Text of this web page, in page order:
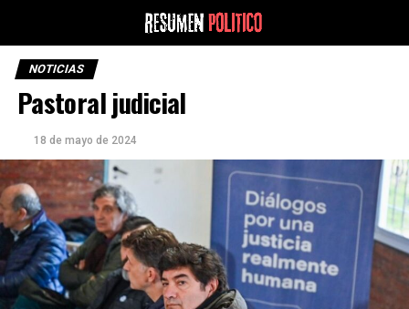
NOTICIAS
Pastoral judicial
18 de mayo de 2024